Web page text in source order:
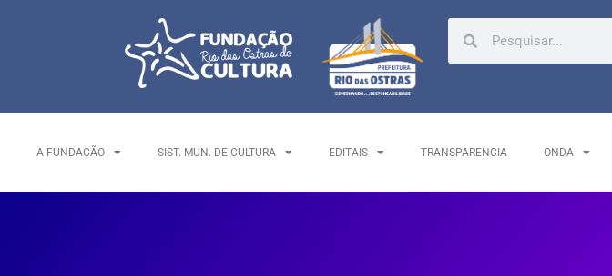
A FUNDAÇÃO SIST. MUN. DE CULTURA EDITAIS TRANSPARENCIA ONDA